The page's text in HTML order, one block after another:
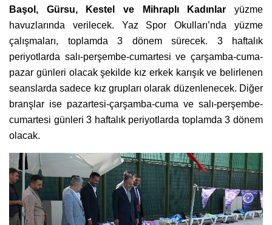
Başol, Gürsu, Kestel ve Mihraplı Kadınlar yüzme
havuzlarında verilecek. Yaz Spor Okulları’nda yüzme
çalışmaları, toplamda 3 dönem sürecek. 3 haftalık
periyotlarda salı-perşembe-cumartesi ve çarşamba-cuma-
pazar günleri olacak şekilde kız erkek karışık ve belirlenen
seanslarda sadece kız grupları olarak düzenlenecek. Diğer
branşlar ise pazartesi-çarşamba-cuma ve salı-perşembe-
cumartesi günleri 3 haftalık periyotlarda toplamda 3 dönem
olacak.